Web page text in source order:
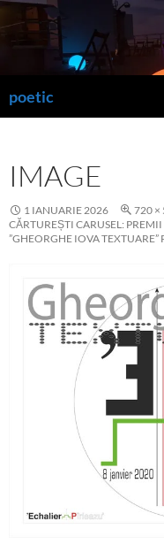
la
poetic
IMAGE
1 IANUARIE 2026 720 ×
CĂRTUREȘTI CARUSEL:
”GHEORGHE IOVA